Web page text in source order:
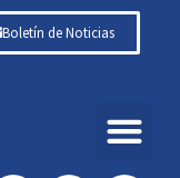
Boletín de Noticias